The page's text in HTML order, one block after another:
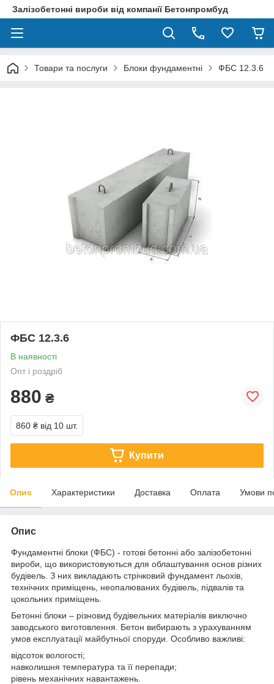
Залізобетонні вироби від компанії Бетонпромбуд
Товари та послуги Блоки фундаментні ФБС 12.3.6
ФБС 12.3.6
В наявності
Опт і роздріб
880 ₴
860 ₴ від 10 шт.
Купити
Опис Характеристики Доставка Оплата Умови
Опис
Фундаментні блоки (ФБС) - готові бетонні або залізобетонні
вироби, що використовуються для облаштування основ різних
будівель. З них викладають стрічковий фундамент льохів,
технічних приміщень, неопалюваних будівель, підвалів та
цокольних приміщень.
Бетонні блоки – різновид будівельних матеріалів виключно
заводського виготовлення. Бетон вибирають з урахуванням
умов експлуатації майбутньої споруди. Особливо важливі:
відсоток вологості;
навколишня температура та її перепади;
рівень механічних навантажень.